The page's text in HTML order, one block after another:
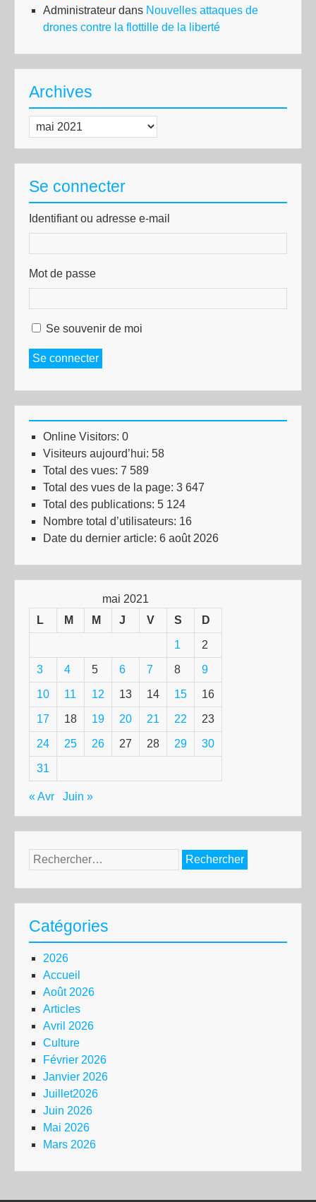
Administrateur dans Nouvelles attaques de
drones contre la flottille de la liberté
Archives
Archives
Se connecter
Identifiant ou adresse e-mail
Mot de passe
Se souvenir de moi
Se connecter
Online Visitors: 0
Visiteurs aujourd’hui: 58
Total des vues: 7 589
Total des vues de la page: 3 647
Total des publications: 5 124
Nombre total d’utilisateurs: 16
Date du dernier article: 6 août 2026
mai 2021
L
M M J V S D
1 2
3 4 5 6 7 8 9
10 11 12 13 14 15 16
17 18 19 20 21 22 23
24 25 26 27 28 29 30
31
« Avr Juin »
Rechercher :
Catégories
2026
Accueil
Août 2026
Articles
Avril 2026
Culture
Février 2026
Janvier 2026
Juillet2026
Juin 2026
Mai 2026
Mars 2026